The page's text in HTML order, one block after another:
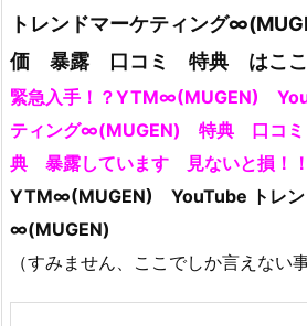
トレンドマーケティング
価 暴露 口コミ 特典 はここ
緊急入手！？YTM∞(MUGEN)
ティング∞(MUGEN) 特典 口コ
典 暴露しています 見ないと損！！
YTM∞(MUGEN) YouTube トレン
∞(MUGEN)
（すみません、ここでしか言えない